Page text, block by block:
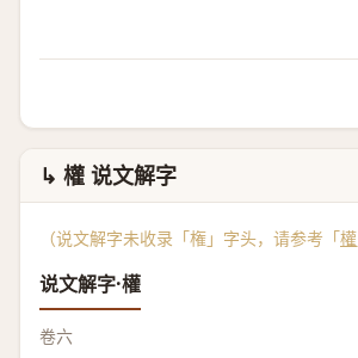
↳ 權 说文解字
（说文解字未收录「権」字头，请参考「權
说文解字·權
卷六